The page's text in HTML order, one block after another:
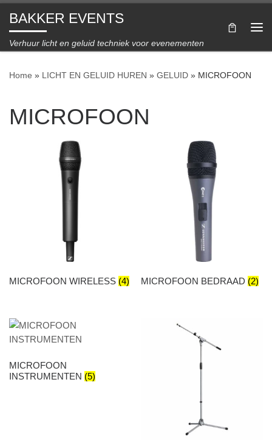
Ga naar inhoud
BAKKER EVENTS
Verhuur licht en geluid techniek voor evenementen
Home » LICHT EN GELUID HUREN » GELUID » MICROFOON
MICROFOON
MICROFOON WIRELESS (4) MICROFOON BEDRAAD (2)
MICROFOON
INSTRUMENTEN (5)